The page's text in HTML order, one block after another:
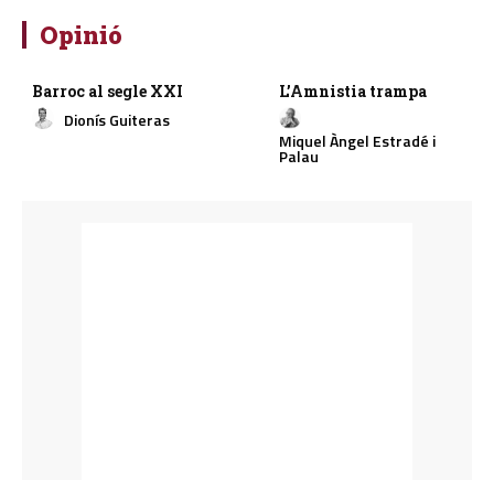
Opinió
Barroc al segle XXI
Dionís Guiteras
L’Amnistia trampa
Miquel Àngel Estradé i
Palau